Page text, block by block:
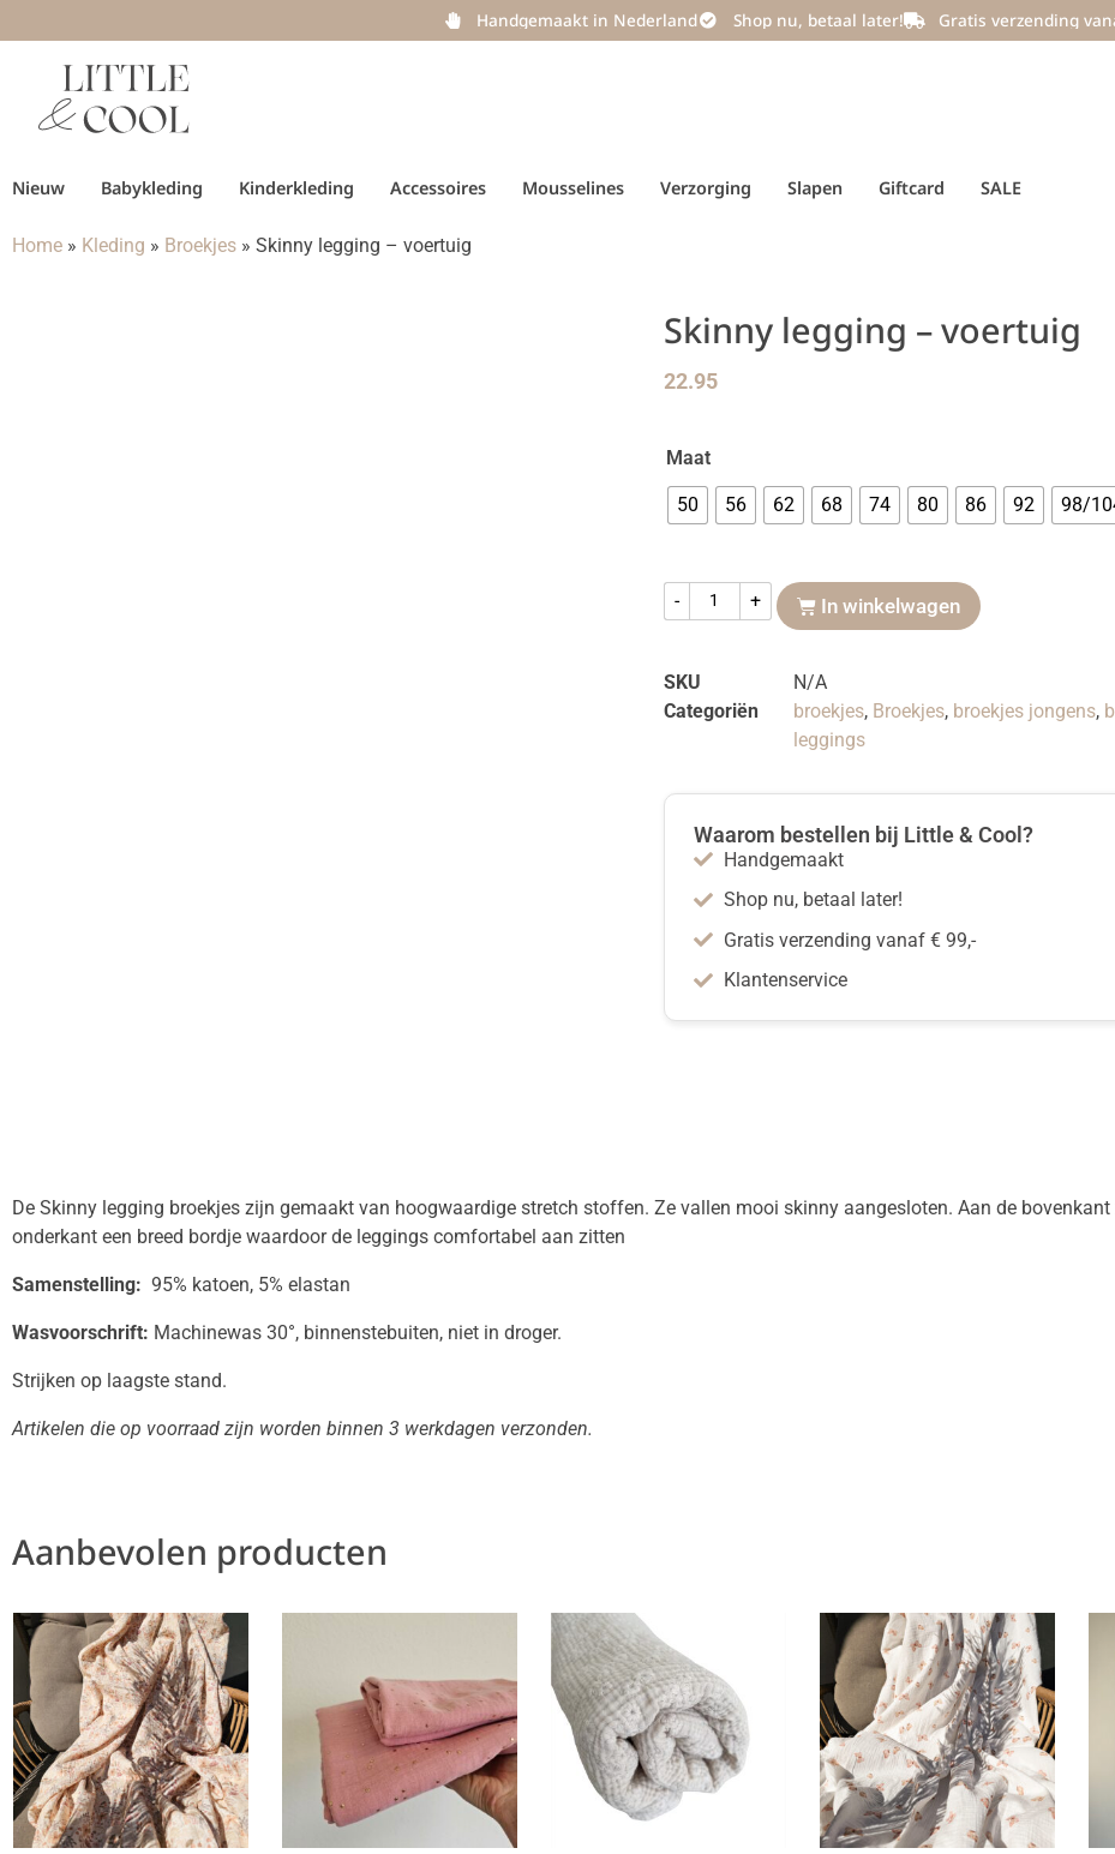
Handgemaakt in Nederland Shop nu, betaal later! Gratis verzending
Nieuw Babykleding Kinderkleding Accessoires Mousselines Verzorging Slapen Giftcard SALE
Home » Kleding » Broekjes » Skinny legging – voertuig
Skinny legging – voertuig
22.95
Maat
50 56 62 68 74 80 86 92 98/
- + In winkelwagen
SKU
N/A
Categoriën
broekjes, Broekjes, broekjes jongens,
leggings
Waarom bestellen bij Little & Cool?
Handgemaakt
Shop nu, betaal later!
Gratis verzending vanaf € 99,-
Klantenservice
De Skinny legging broekjes zijn gemaakt van hoogwaardige stretch stoffen. Ze vallen mooi skinny aangesloten. Aan de
onderkant een breed bordje waardoor de leggings comfortabel aan zitten
Samenstelling: 95% katoen, 5% elastan
Wasvoorschrift: Machinewas 30°, binnenstebuiten, niet in droger.
Strijken op laagste stand.
Artikelen die op voorraad zijn worden binnen 3 werkdagen verzonden.
Aanbevolen producten